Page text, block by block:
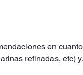
en
refinadas, etc)